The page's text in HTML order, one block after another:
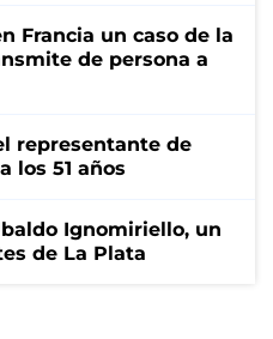
Francia un caso de la
de persona a
representante de
los 51 años
Ignomiriello, un
de La Plata